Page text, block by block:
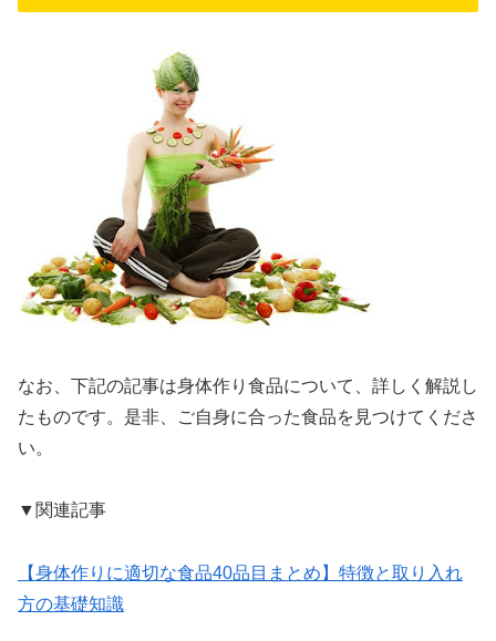
なお、下記の記事は身体作り食品について、詳しく解説し
たものです。是非、ご自身に合った食品を見つけてくださ
い。
▼関連記事
【身体作りに適切な食品40品目まとめ】特徴と取り入れ
方の基礎知識